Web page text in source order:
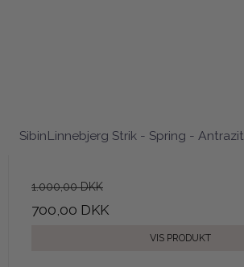
SibinLinnebjerg Strik - Spring - Antrazit
1.000,00 DKK
700,00 DKK
VIS PRODUKT